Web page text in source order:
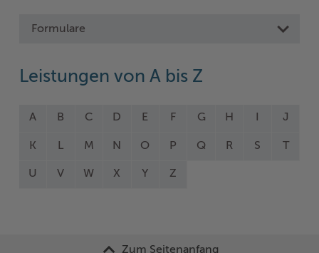
Formulare
Leistungen von A bis Z
A B C D E F G H I J
K L M N O P Q R S
U V W X Y Z
Zum Seitenanfang